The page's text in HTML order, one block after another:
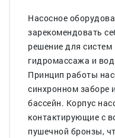
Насосное
зарекомендовать
решение для систем
гидромассажа и
Принцип работы
синхронном заборе
бассейн. Корпус
контактирующие с
пушечной бронзы,